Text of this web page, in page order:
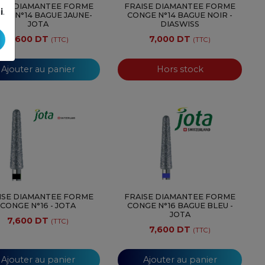
DIAMANTEE FORME
N°14 BAGUE JAUNE-
JOTA
7,600 DT (TTC)
Ajouter au panier
FRAISE DIAMANTEE FORME
CONGE N°14 BAGUE NOIR -
DIASWISS
7,000 DT (TTC)
Hors stock
DIAMANTEE FORME
CONGE N°16 - JOTA
7,600 DT (TTC)
Ajouter au panier
FRAISE DIAMANTEE FORME
CONGE N°16 BAGUE BLEU -
JOTA
7,600 DT (TTC)
Ajouter au panier
.